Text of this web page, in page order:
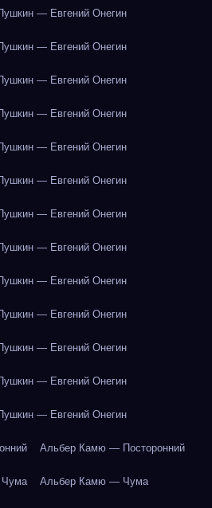
— Евгений Онегин
— Евгений Онегин
— Евгений Онегин
— Евгений Онегин
— Евгений Онегин
— Евгений Онегин
— Евгений Онегин
— Евгений Онегин
— Евгений Онегин
— Евгений Онегин
— Евгений Онегин
— Евгений Онегин
— Евгений Онегин
Альбер Камю — Посторонний
Альбер Камю — Чума